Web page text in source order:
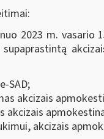
2023 m. vasario
SAD;
akcizais
akcizais
akcizais